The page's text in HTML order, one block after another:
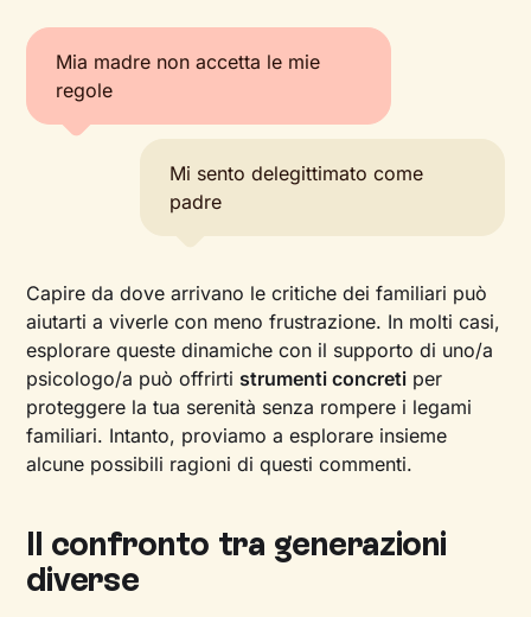
Mia madre non accetta le mie
regole
Mi sento delegittimato come
padre
Capire da dove arrivano le critiche dei familiari può
aiutarti a viverle con meno frustrazione. In molti casi,
esplorare queste dinamiche con il supporto di uno/a
psicologo/a può offrirti strumenti concreti per
proteggere la tua serenità senza rompere i legami
familiari. Intanto, proviamo a esplorare insieme
alcune possibili ragioni di questi commenti.
Il confronto tra generazioni
diverse